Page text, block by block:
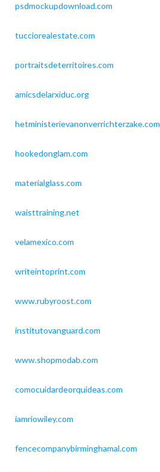
psdmockupdownload.com
tucciorealestate.com
portraitsdeterritoires.com
amicsdelarxiduc.org
hetministerievanonverrichterzake.com
hookedonglam.com
materialglass.com
waisttraining.net
velamexico.com
writeintoprint.com
www.rubyroost.com
institutovanguard.com
www.shopmodab.com
comocuidardeorquideas.com
iamriowiley.com
fencecompanybirminghamal.com